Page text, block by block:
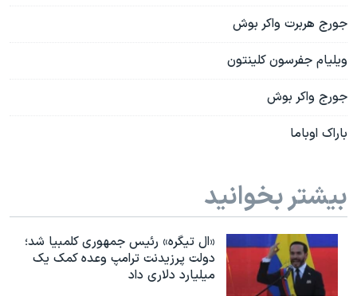
جورج هربرت واکر بوش
ویلیام جفرسون کلینتون
جورج واکر بوش
باراک اوباما
بیشتر بخوانید
«ال تیگره» رئیس جمهوری کلمبیا شد؛
دولت پرزیدنت ترامپ وعده کمک یک
میلیارد دلاری داد